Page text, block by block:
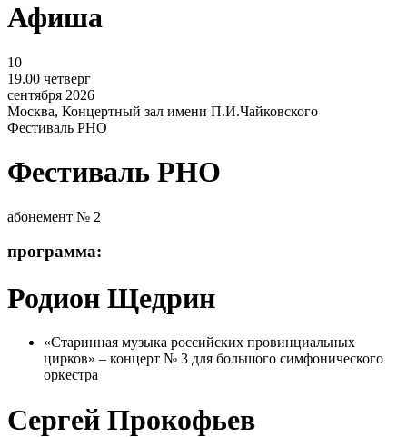
Афиша
10
19.00 четверг
сентября 2026
Москва, Концертный зал имени П.И.Чайковского
Фестиваль РНО
Фестиваль РНО
абонемент № 2
программа:
Родион Щедрин
«Старинная музыка российских провинциальных
цирков» – концерт № 3 для большого симфонического
оркестра
Сергей Прокофьев